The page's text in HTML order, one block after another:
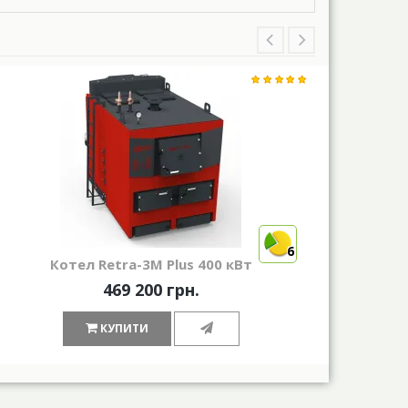
6
Котел Retra-3М Plus 400 кВт
469 200 грн.
КУПИТИ